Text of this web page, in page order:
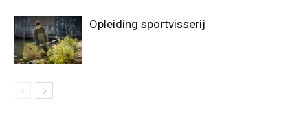
Opleiding sportvisserij